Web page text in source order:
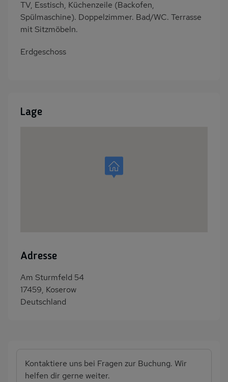
TV, Esstisch, Küchenzeile (Backofen,
Spülmaschine). Doppelzimmer. Bad/WC. Terrasse
mit Sitzmöbeln.
Erdgeschoss
Lage
Adresse
Am Sturmfeld 54
17459, Koserow
Deutschland
Kontaktiere uns bei Fragen zur Buchung. Wir
helfen dir gerne weiter.